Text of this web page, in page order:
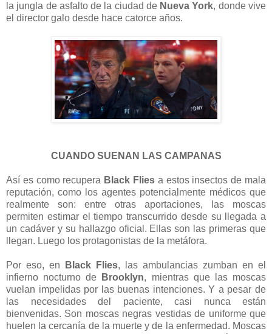
la jungla de asfalto de la ciudad de Nueva York, donde vive
el director galo desde hace catorce años.
CUANDO SUENAN LAS CAMPANAS
Así es como recupera Black Flies a estos insectos de mala
reputación, como los agentes potencialmente médicos que
realmente son: entre otras aportaciones, las moscas
permiten estimar el tiempo transcurrido desde su llegada a
un cadáver y su hallazgo oficial. Ellas son las primeras que
llegan. Luego los protagonistas de la metáfora.
Por eso, en Black Flies, las ambulancias zumban en el
infierno nocturno de
Brooklyn, mientras que las moscas
vuelan impelidas por las buenas intenciones. Y a pesar de
las necesidades del paciente, casi nunca están
bienvenidas. Son moscas negras vestidas de uniforme que
huelen la cercanía de la muerte y de la enfermedad. Moscas